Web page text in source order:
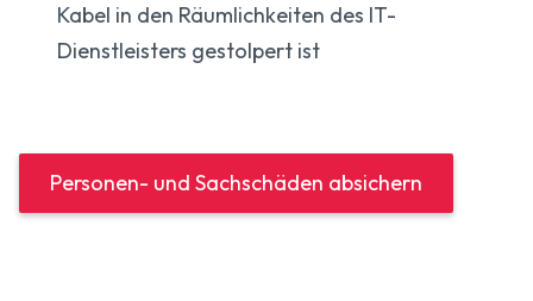
Kabel in den Räumlichkeiten des IT-
Dienstleisters gestolpert ist
Personen- und Sachschäden absichern